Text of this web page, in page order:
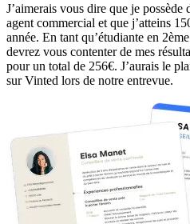
J’aimerais vous dire que je possède
agent commercial et que j’atteins
année. En tant qu’étudiante en
devrez vous contenter de mes
pour un total de 256€. J’aurais le
sur Vinted lors de notre entrevue.